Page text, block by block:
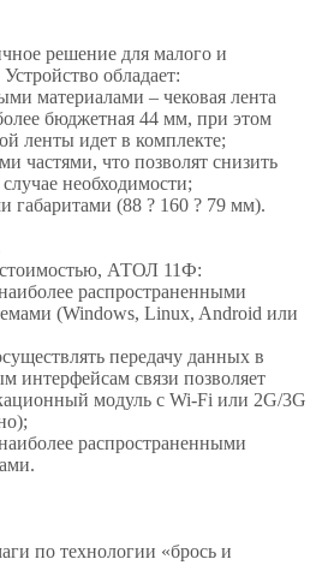
решение для малого и
обладает:
материалами – чековая лента
бюджетная 44 мм, при этом
ленты идет в комплекте;
частями, что позволят снизить
необходимости;
(88 ? 160 ? 79 мм).
АТОЛ 11Ф:
распространенными
(Windows, Linux, Android или
передачу данных в
связи позволяет
модуль с Wi-Fi или 2G/3G
распространенными
по технологии «брось и